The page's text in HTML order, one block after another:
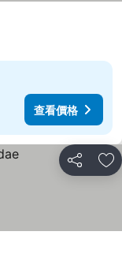
查看價格
分享 放